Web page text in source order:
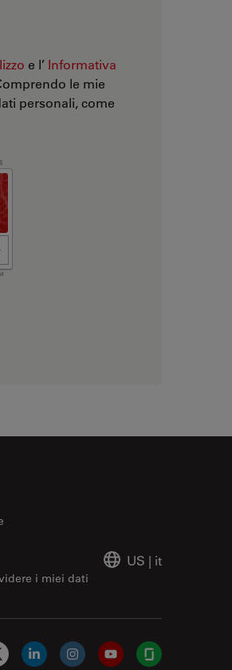
e l’ Informativa
le mie
personali, come
i miei dati
US | it
LinkedInInstagramYouTubeGlassdoor